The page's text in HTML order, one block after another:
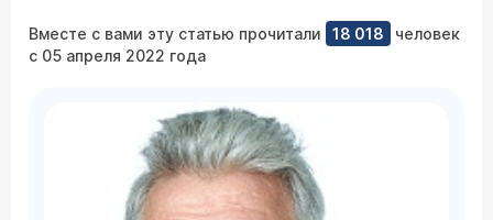
Вместе с вами эту статью прочитали 18 018
человек
с 05 апреля 2022 года